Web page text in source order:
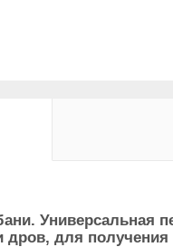
. Универсальная
дров, для